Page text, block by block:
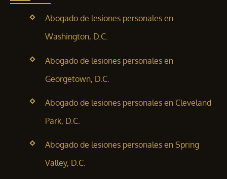
Abogado de lesiones personales en
Washington, D.C.
Abogado de lesiones personales en
Georgetown, D.C.
Abogado de lesiones personales en Cleveland
Park, D.C.
Abogado de lesiones personales en Spring
Valley, D.C.